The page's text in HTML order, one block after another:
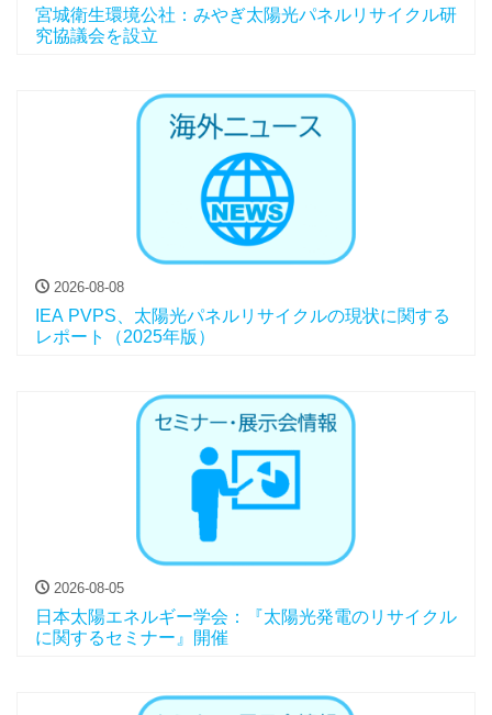
宮城衛生環境公社：みやぎ太陽光パネルリサイクル研
究協議会を設立
2026-08-08
IEA PVPS、太陽光パネルリサイクルの現状に関する
レポート（2025年版）
2026-08-05
日本太陽エネルギー学会：『太陽光発電のリサイクル
に関するセミナー』開催